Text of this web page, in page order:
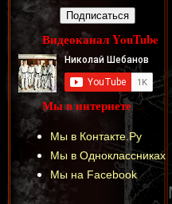
Видеоканал YouTube
Мы в интернете
Мы в Контакте.Ру
Мы в Одноклассниках
Мы на Facebook